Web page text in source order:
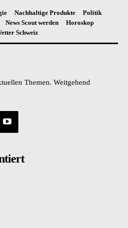
Nachhaltige Produkte
Politik
News Scout werden
Horoskop
Schweiz
Themen. Weitgehend